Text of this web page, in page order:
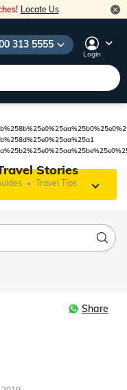
Locate Us
313 5555
Login
Stories
Travel Tips
Share